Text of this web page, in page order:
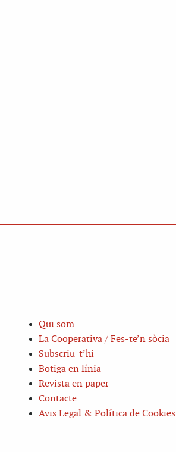
Qui som
La Cooperativa / Fes-te’n sòcia
Subscriu-t’hi
Botiga en línia
Revista en paper
Contacte
Avis Legal & Política de Cookies